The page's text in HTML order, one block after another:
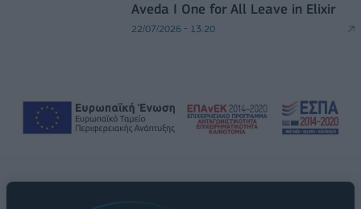
Aveda I One for All Leave in Elixir
22/07/2026 - 13:20